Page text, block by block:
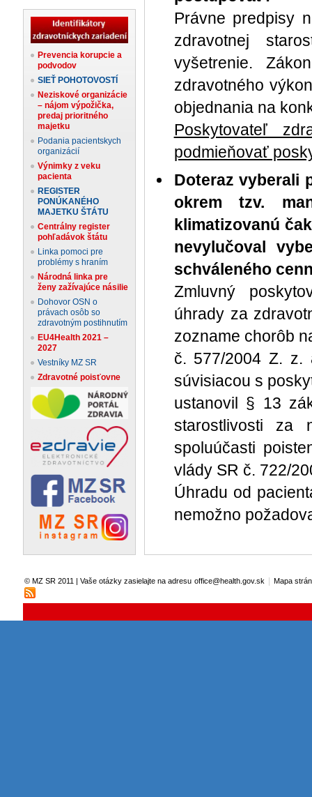
Prevencia korupcie a
podvodov
SIEŤ POHOTOVOSTÍ
Neziskové organizácie
– nájom výpožička,
predaj prioritného
majetku
Podania pacientskych
organizácií
Výnimky z veku
pacienta
REGISTER
PONÚKANÉHO
MAJETKU ŠTÁTU
Centrálny register
pohľadávok štátu
Linka pomoci pre
problémy s hraním
Národná linka pre
ženy zažívajúce násilie
Dohovor OSN o
právach osôb so
zdravotným postihnutím
EU4Health 2021 –
2027
Vestníky MZ SR
Zdravotné poisťovne
Právne predpisy
zdravotnej
vyšetrenie.
zdravotného
objednania na
Poskytovateľ
podmieňovať
Doteraz vyberali
okrem tzv.
klimatizovanú
nevylučoval
schváleného
Zmluvný
úhrady za
zozname chorôb
č. 577/2004 Z. z.
súvisiacou s
ustanovil § 13
starostlivosti za
spoluúčasti
vlády SR č. 722/
Úhradu od
nemožno
© MZ SR 2011 | Vaše otázky zasielajte na adresu office@health.gov.sk Mapa